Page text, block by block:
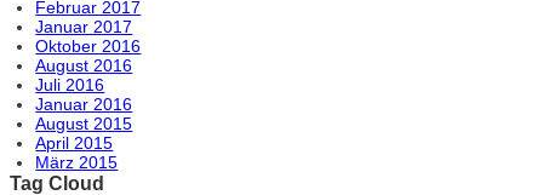
Februar 2017
Januar 2017
Oktober 2016
August 2016
Juli 2016
Januar 2016
August 2015
April 2015
März 2015
Tag Cloud